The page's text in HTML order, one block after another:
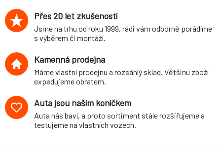
Přes 20 let zkušeností
Jsme na trhu od roku 1999, rádi vám odborně porádíme
s výběrem či montáží.
Kamenná prodejna
Máme vlastní prodejnu a rozsáhlý sklad. Většinu zboží
expedujeme obratem.
Auta jsou naším koníčkem
Auta nás baví, a proto sortiment stále rozšiřujeme a
testujeme na vlastních vozech.